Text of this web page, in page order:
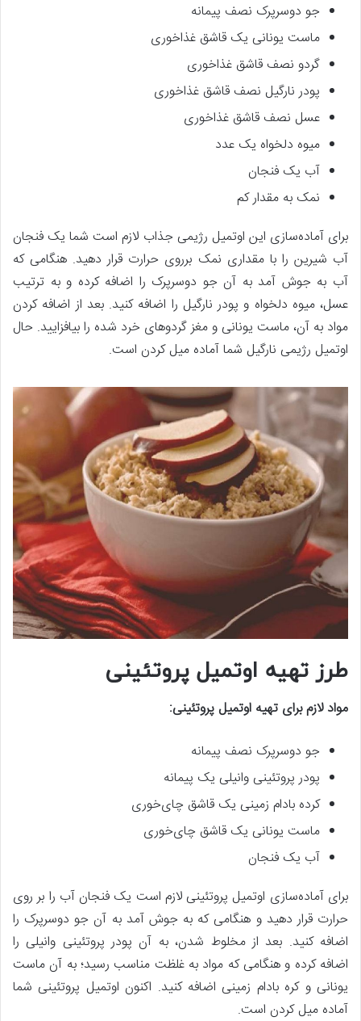
جو دوسرپرک نصف پیمانه
ماست یونانی یک قاشق غذاخوری
گردو نصف قاشق غذاخوری
پودر نارگیل نصف قاشق غذاخوری
عسل نصف قاشق غذاخوری
میوه دلخواه یک عدد
آب یک فنجان
نمک به مقدار کم
برای آماده‌سازی این اوتمیل رژیمی جذاب لازم است شما یک فنجان
آب شیرین را با مقداری نمک برروی حرارت قرار دهید. هنگامی که
آب به جوش آمد به آن جو دوسرپرک را اضافه کرده و به ترتیب
عسل، میوه دلخواه و پودر نارگیل را اضافه کنید. بعد از اضافه کردن
مواد به آن، ماست یونانی و مغز گردوهای خرد شده را بیافزایید. حال
اوتمیل رژیمی نارگیل شما آماده میل کردن است.
طرز تهیه اوتمیل پروتئینی
مواد لازم برای تهیه اوتمیل پروتئینی:
جو دوسرپرک نصف پیمانه
پودر پروتئینی وانیلی یک پیمانه
کرده بادام زمینی یک قاشق چای‌خوری
ماست یونانی یک قاشق چای‌خوری
آب یک فنجان
برای آماده‌سازی اوتمیل پروتئینی لازم است یک فنجان آب را بر روی
حرارت قرار دهید و هنگامی که به جوش آمد به آن جو دوسرپرک را
اضافه کنید. بعد از مخلوط شدن، به آن پودر پروتئینی وانیلی را
اضافه کرده و هنگامی که مواد به غلظت مناسب رسید؛ به آن ماست
یونانی و کره بادام زمینی اضافه کنید. اکنون اوتمیل پروتئینی شما
آماده میل کردن است.